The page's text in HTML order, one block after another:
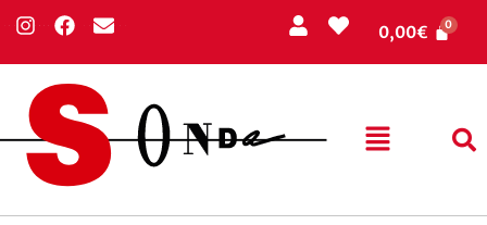
0,00€